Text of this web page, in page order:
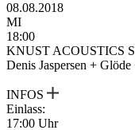
08.08.2018
MI
18:00
KNUST ACOUSTICS
Denis Jaspersen +
INFOS
Einlass:
17:00 Uhr